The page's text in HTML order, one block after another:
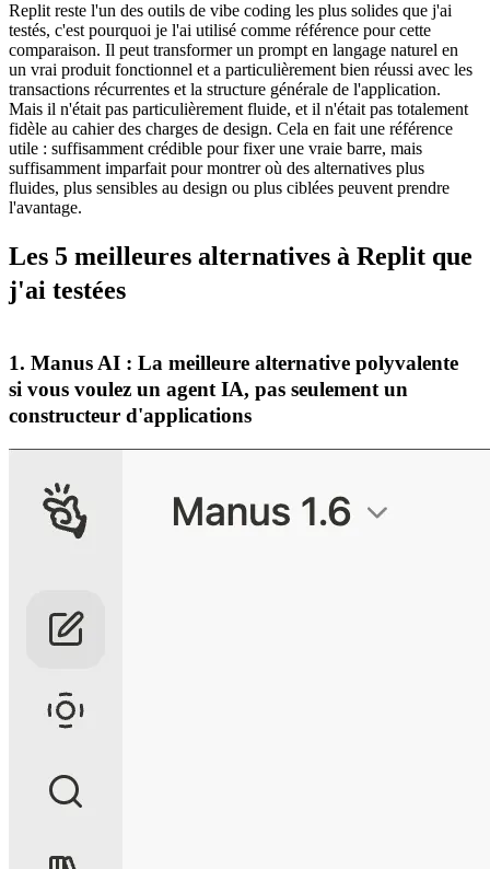
Replit reste l'un des outils de vibe coding les plus solides que j'ai
testés, c'est pourquoi je l'ai utilisé comme référence pour cette
comparaison. Il peut transformer un prompt en langage naturel en
un vrai produit fonctionnel et a particulièrement bien réussi avec les
transactions récurrentes et la structure générale de l'application.
Mais il n'était pas particulièrement fluide, et il n'était pas totalement
fidèle au cahier des charges de design. Cela en fait une référence
utile : suffisamment crédible pour fixer une vraie barre, mais
suffisamment imparfait pour montrer où des alternatives plus
fluides, plus sensibles au design ou plus ciblées peuvent prendre
l'avantage.
Les 5 meilleures alternatives à Replit que
j'ai testées
1. Manus AI : La meilleure alternative polyvalente
si vous voulez un agent IA, pas seulement un
constructeur d'applications